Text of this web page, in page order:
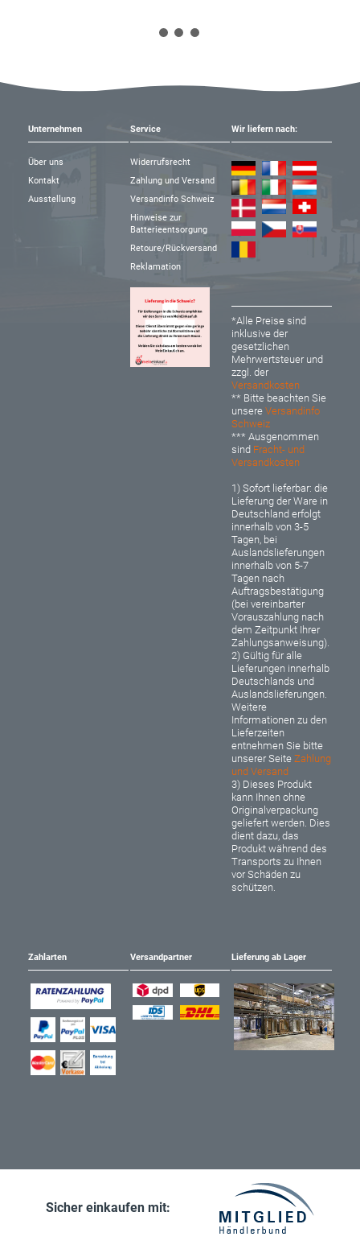
Unternehmen
Über uns
Kontakt
Ausstellung
Service
Widerrufsrecht
Zahlung und Versand
Versandinfo Schweiz
Hinweise zur
Batterieentsorgung
Retoure/Rückversand
Reklamation
Wir liefern nach:
*Alle Preise sind
inklusive der
gesetzlichen
Mehrwertsteuer und
zzgl. der
Versandkosten
** Bitte beachten Sie
unsereVersandinfo
Schweiz
*** Ausgenommen
sind Fracht- und
Versandkosten
1) Sofort lieferbar: die
Lieferung der Ware in
Deutschland erfolgt
innerhalb von 3-5
Tagen, bei
Auslandslieferungen
innerhalb von 5-7
Tagen nach
Auftragsbestätigung
(bei vereinbarter
Vorauszahlung nach
dem Zeitpunkt Ihrer
Zahlungsanweisung).
2) Gültig für alle
Lieferungen innerhalb
Deutschlands und
Auslandslieferungen.
Weitere
Informationen zu den
Lieferzeiten
entnehmen Sie bitte
unserer SeiteZahlung
und Versand
3) Dieses Produkt
kann Ihnen ohne
Originalverpackung
geliefert werden. Dies
dient dazu, das
Produkt während des
Transports zu Ihnen
vor Schäden zu
schützen.
Zahlarten Versandpartner Lieferung ab Lager
Sicher einkaufen mit: